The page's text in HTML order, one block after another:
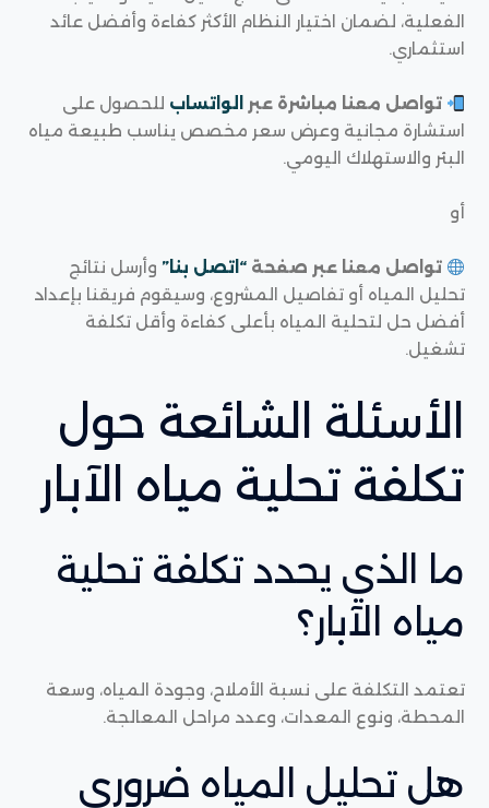
الفعلية، لضمان اختيار النظام الأكثر كفاءة وأفضل عائد
استثماري.
تواصل معنا مباشرة عبر الواتساب للحصول على
استشارة مجانية وعرض سعر مخصص يناسب طبيعة مياه
البئر والاستهلاك اليومي.
أو
تواصل معنا عبر صفحة“اتصل بنا” وأرسل نتائج
تحليل المياه أو تفاصيل المشروع، وسيقوم فريقنا بإعداد
أفضل حل لتحلية المياه بأعلى كفاءة وأقل تكلفة
تشغيل.
الأسئلة الشائعة حول
تكلفة تحلية مياه الآبار
ما الذي يحدد تكلفة تحلية
مياه الآبار؟
تعتمد التكلفة على نسبة الأملاح، وجودة المياه، وسعة
المحطة، ونوع المعدات، وعدد مراحل المعالجة.
هل تحليل المياه ضروري